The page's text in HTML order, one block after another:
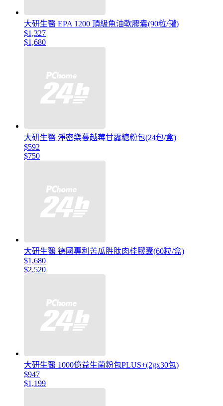
大研生醫 EPA 1200 頂級魚油軟膠囊(90粒/罐)
$1,327
$1,680
大研生醫 淨密樂蔓越莓甘露糖粉包(24包/盒)
$592
$750
大研生醫 德國專利苦瓜胜肽肉桂膠囊(60粒/盒)
$1,680
$2,520
大研生醫 1000億益生菌粉包PLUS+(2gx30包)
$947
$1,199